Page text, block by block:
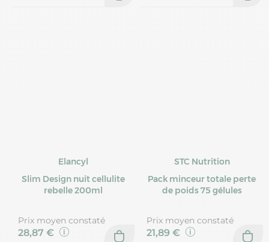
Elancyl
Slim Design nuit cellulite
rebelle 200ml
Prix moyen constaté
28,87 €
STC Nutrition
Pack minceur totale perte
de poids 75 gélules
Prix moyen constaté
21,89 €